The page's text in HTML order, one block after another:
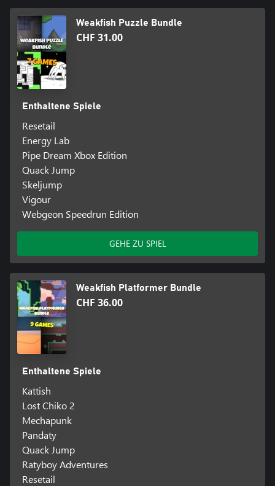
Weakfish Puzzle Bundle
CHF 31.00
Enthaltene Spiele
Resetail
Energy Lab
Pipe Dream Xbox Edition
Quack Jump
Skeljump
Vigour
Webgeon Speedrun Edition
GEHE ZU SPIEL
Weakfish Platformer Bundle
CHF 36.00
Enthaltene Spiele
Kattish
Lost Chiko 2
Mechapunk
Pandaty
Quack Jump
Ratyboy Adventures
Resetail